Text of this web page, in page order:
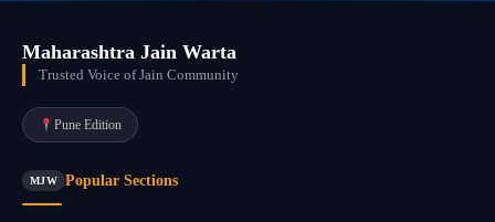
Maharashtra Jain Warta
Trusted Voice of Jain Community
Pune Edition
MJW Popular Sections